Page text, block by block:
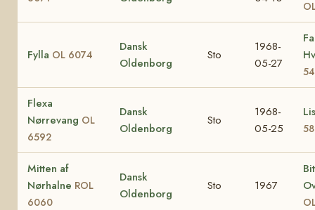
Fylla OL 6074
Dansk
Oldenborg
Sto
1968-
05-27
Flexa
Nørrevang OL
6592
Dansk
Oldenborg
Sto
1968-
05-25
Mitten af
Nørhalne ROL
6060
Dansk
Oldenborg
Sto 1967